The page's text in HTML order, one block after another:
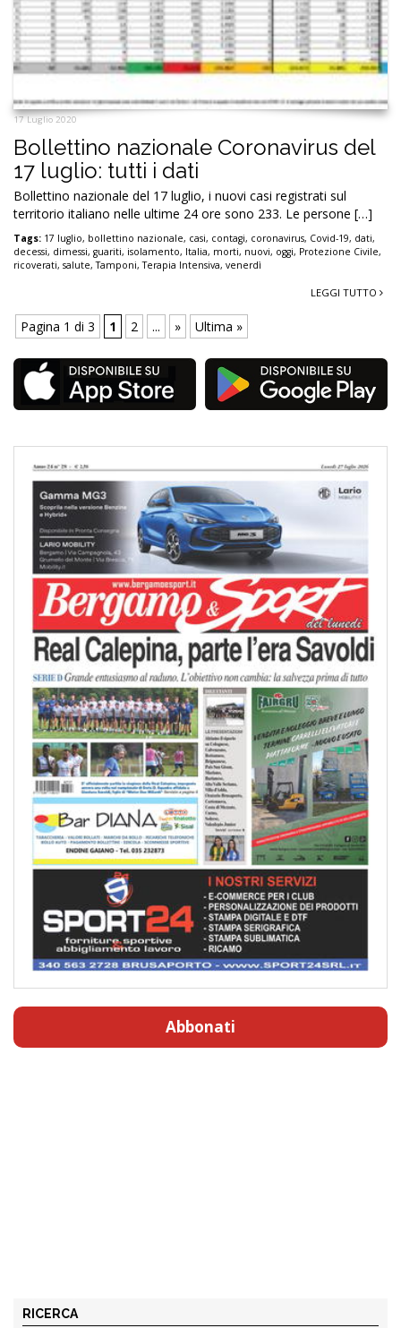
17 Luglio 2020
Bollettino nazionale Coronavirus del
17 luglio: tutti i dati
Bollettino nazionale del 17 luglio, i nuovi casi registrati sul
territorio italiano nelle ultime 24 ore sono 233. Le persone […]
Tags: 17 luglio, bollettino nazionale, casi, contagi, coronavirus, Covid-19, dati,
decessi, dimessi, guariti, isolamento, Italia, morti, nuovi, oggi, Protezione Civile,
ricoverati, salute,Tamponi,Terapia Intensiva, venerdì
LEGGI TUTTO
Pagina 1 di 3 1 2 ... » Ultima »
Abbonati
RICERCA